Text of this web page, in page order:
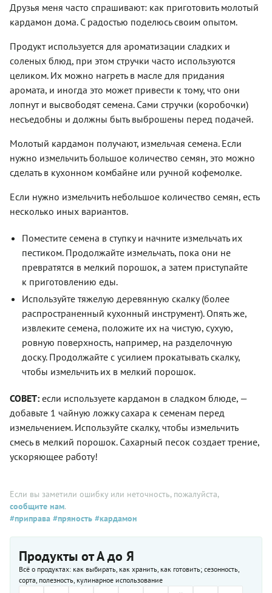
Друзья меня часто спрашивают: как приготовить молотый
кардамон дома. С радостью поделюсь своим опытом.
Продукт используется для ароматизации сладких и
соленых блюд, при этом стручки часто используются
целиком. Их можно нагреть в масле для придания
аромата, и иногда это может привести к тому, что они
лопнут и высвободят семена. Сами стручки (коробочки)
несъедобны и должны быть выброшены перед подачей.
Молотый кардамон получают, измельчая семена. Если
нужно измельчить большое количество семян, это можно
сделать в кухонном комбайне или ручной кофемолке.
Если нужно измельчить небольшое количество семян, есть
несколько иных вариантов.
Поместите семена в ступку и начните измельчать их
пестиком. Продолжайте измельчать, пока они не
превратятся в мелкий порошок, а затем приступайте
к приготовлению еды.
Используйте тяжелую деревянную скалку (более
распространенный кухонный инструмент). Опять же,
извлеките семена, положите их на чистую, сухую,
ровную поверхность, например, на разделочную
доску. Продолжайте с усилием прокатывать скалку,
чтобы измельчить их в мелкий порошок.
СОВЕТ: если используете кардамон в сладком блюде, —
добавьте 1 чайную ложку сахара к семенам перед
измельчением. Используйте скалку, чтобы измельчить
смесь в мелкий порошок. Сахарный песок создает трение,
ускоряющее работу!
Если вы заметили ошибку или неточность, пожалуйста,
сообщите нам.
#приправа #пряность #кардамон
Продукты от А до Я
Всё о продуктах: как выбирать, как хранить, как готовить; сезонность,
сорта, полезность, кулинарное использование